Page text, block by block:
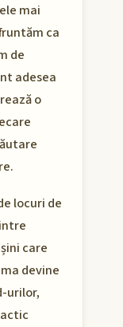
mai
ca
de
adesea
o
locuri de
care
devine
urilor,